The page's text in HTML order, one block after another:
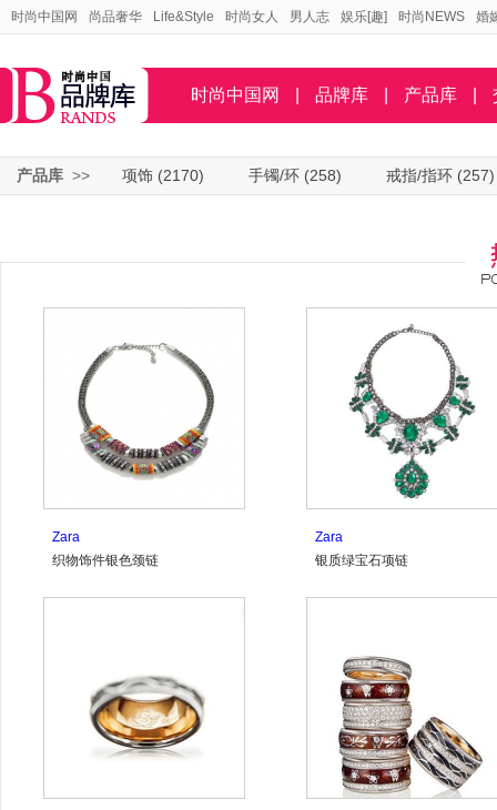
时尚中国网 尚品奢华 Life&Style 时尚女人 男人志 娱乐[趣] 时尚NEWS 婚
时尚中国网 品牌库 产品库
产品库 >> 项饰 (2170) 手镯/环 (258) 戒指/指环 (257)
Zara
织物饰件银色颈链
Zara
银质绿宝石项链